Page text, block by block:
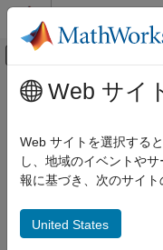
コンテンツへスキップ
オフキャン
ドキュメンテーションのホーム
Simulink 環境の基礎
ブロック ライブラリ
DocBlock
メインコンテンツ
DocBlock
モデルを記述するテ
保存
このページをすべて展
Web サイ
Web サイトを選択する
し、地域のイベントや
報に基づき、次のサイ
United States